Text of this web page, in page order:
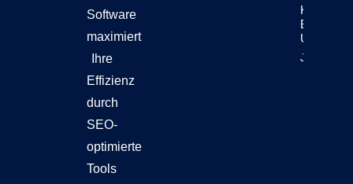
Software
maximiert
Ihre
Effizienz
durch
SEO-
optimierte
Tools
KI-
Bewegt
Jetzt